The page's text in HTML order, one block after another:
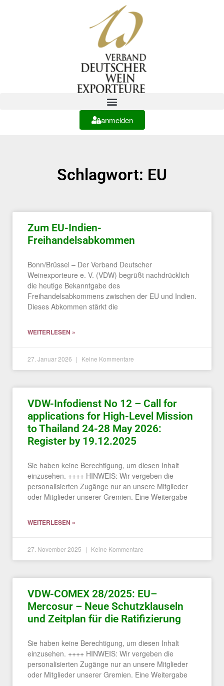
anmelden
Schlagwort: EU
Zum EU-Indien-
Freihandelsabkommen
Bonn/Brüssel – Der Verband Deutscher
Weinexporteure e. V. (VDW) begrüßt nachdrücklich
die heutige Bekanntgabe des
Freihandelsabkommens zwischen der EU und Indien.
Dieses Abkommen stärkt die
WEITERLESEN »
27. Januar 2026 Keine Kommentare
VDW-Infodienst No 12 – Call for
applications for High-Level Mission
to Thailand 24-28 May 2026:
Register by 19.12.2025
Sie haben keine Berechtigung, um diesen Inhalt
einzusehen. ++++ HINWEIS: Wir vergeben die
personalisierten Zugänge nur an unsere Mitglieder
oder Mitglieder unserer Gremien. Eine Weitergabe
WEITERLESEN »
27. November 2025 Keine Kommentare
VDW-COMEX 28/2025: EU–
Mercosur – Neue Schutzklauseln
und Zeitplan für die Ratifizierung
Sie haben keine Berechtigung, um diesen Inhalt
einzusehen. ++++ HINWEIS: Wir vergeben die
personalisierten Zugänge nur an unsere Mitglieder
oder Mitglieder unserer Gremien. Eine Weitergabe